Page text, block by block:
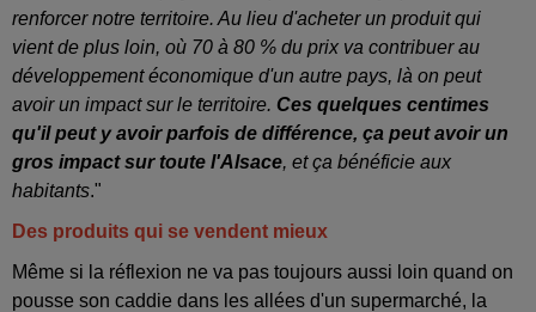
renforcer notre territoire. Au lieu d'acheter un produit qui
vient de plus loin, où 70 à 80 % du prix va contribuer au
développement économique d'un autre pays, là on peut
avoir un impact sur le territoire. Ces quelques centimes
qu'il peut y avoir parfois de différence, ça peut avoir un
gros impact sur toute l'Alsace, et ça bénéficie aux
habitants."
Des produits qui se vendent mieux
Même si la réflexion ne va pas toujours aussi loin quand on
pousse son caddie dans les allées d'un supermarché, la